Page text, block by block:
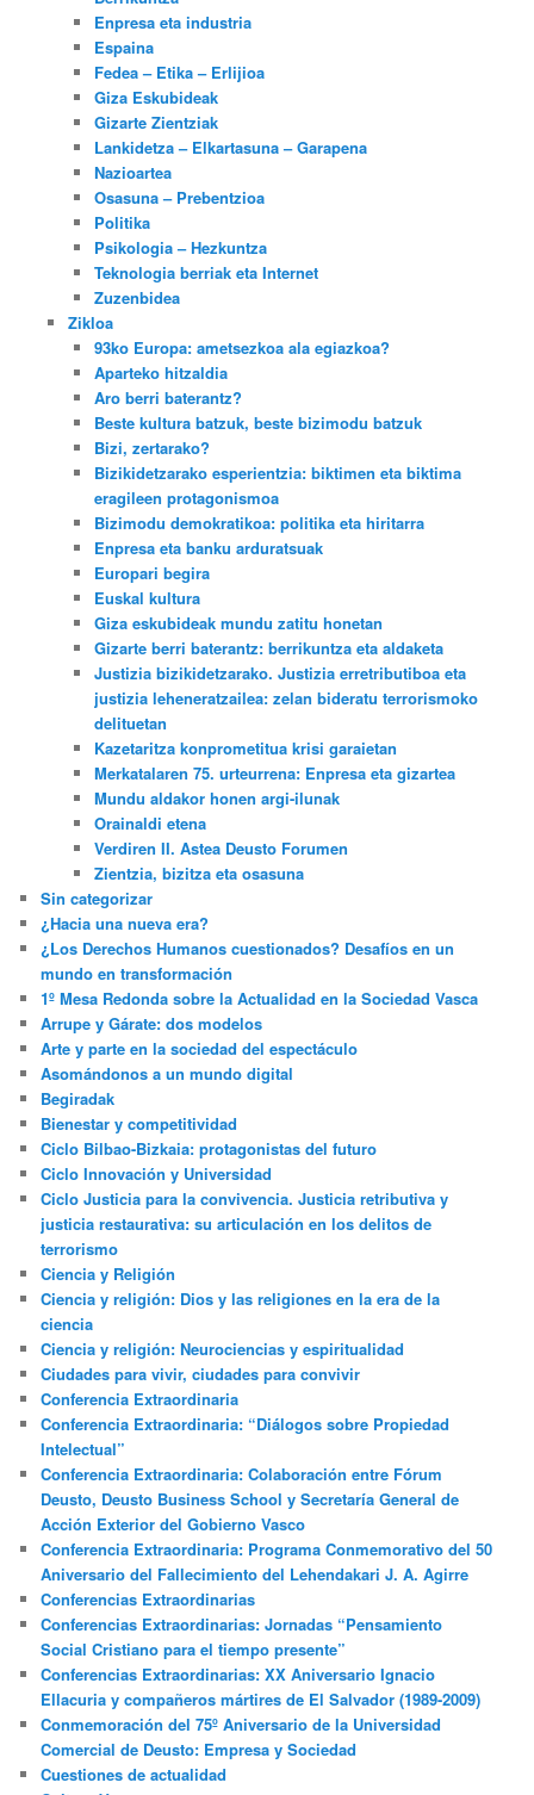
Enpresa eta industria
Espaina
Fedea – Etika – Erlijioa
Giza Eskubideak
Gizarte Zientziak
Lankidetza – Elkartasuna – Garapena
Nazioartea
Osasuna – Prebentzioa
Politika
Psikologia – Hezkuntza
Teknologia berriak eta Internet
Zuzenbidea
Zikloa
93ko Europa: ametsezkoa ala egiazkoa?
Aparteko hitzaldia
Aro berri baterantz?
Beste kultura batzuk, beste bizimodu batzuk
Bizi, zertarako?
Bizikidetzarako esperientzia: biktimen eta biktima
eragileen protagonismoa
Bizimodu demokratikoa: politika eta hiritarra
Enpresa eta banku arduratsuak
Europari begira
Euskal kultura
Giza eskubideak mundu zatitu honetan
Gizarte berri baterantz: berrikuntza eta aldaketa
Justizia bizikidetzarako. Justizia erretributiboa eta
justizia leheneratzailea: zelan bideratu terrorismoko
delituetan
Kazetaritza konprometitua krisi garaietan
Merkatalaren 75. urteurrena: Enpresa eta gizartea
Mundu aldakor honen argi-ilunak
Orainaldi etena
Verdiren II. Astea Deusto Forumen
Zientzia, bizitza eta osasuna
Sin categorizar
¿Hacia una nueva era?
¿Los Derechos Humanos cuestionados? Desafíos en un
mundo en transformación
1º Mesa Redonda sobre la Actualidad en la Sociedad Vasca
Arrupe y Gárate: dos modelos
Arte y parte en la sociedad del espectáculo
Asomándonos a un mundo digital
Begiradak
Bienestar y competitividad
Ciclo Bilbao-Bizkaia: protagonistas del futuro
Ciclo Innovación y Universidad
Ciclo Justicia para la convivencia. Justicia retributiva y
justicia restaurativa: su articulación en los delitos de
terrorismo
Ciencia y Religión
Ciencia y religión: Dios y las religiones en la era de la
ciencia
Ciencia y religión: Neurociencias y espiritualidad
Ciudades para vivir, ciudades para convivir
Conferencia Extraordinaria
Conferencia Extraordinaria: “Diálogos sobre Propiedad
Intelectual”
Conferencia Extraordinaria: Colaboración entre Fórum
Deusto, Deusto Business School y Secretaría General de
Acción Exterior del Gobierno Vasco
Conferencia Extraordinaria: Programa Conmemorativo del 50
Aniversario del Fallecimiento del Lehendakari J. A. Agirre
Conferencias Extraordinarias
Conferencias Extraordinarias: Jornadas “Pensamiento
Social Cristiano para el tiempo presente”
Conferencias Extraordinarias: XX Aniversario Ignacio
Ellacuria y compañeros mártires de El Salvador (1989-2009)
Conmemoración del 75º Aniversario de la Universidad
Comercial de Deusto: Empresa y Sociedad
Cuestiones de actualidad